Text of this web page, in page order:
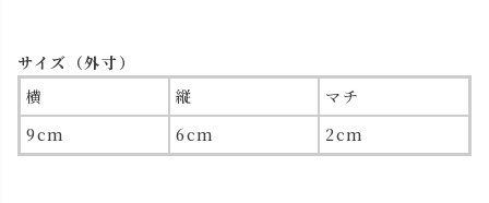
サイズ（外寸）
横
縦
マチ
9cm
6cm 2cm